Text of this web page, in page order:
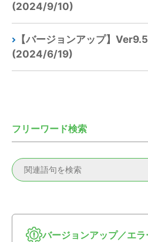
(2024/9/10)
【バージョンアップ】
(2024/6/19)
フリーワード検索
バージョンアップ／エラ